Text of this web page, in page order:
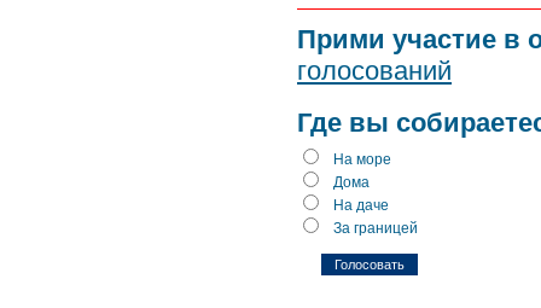
Прими участие в
голосований
Где вы
На море
Дома
На даче
За границей